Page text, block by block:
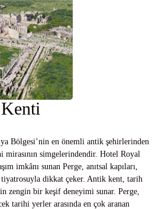
Bölgesi’nin en önemli antik şehirlerinden
mirasının simgelerindendir. Hotel Royal
imkânı sunan Perge, anıtsal kapıları,
dikkat çeker. Antik kent, tarih
zengin bir keşif deneyimi sunar. Perge,
tarihi yerler arasında en çok aranan